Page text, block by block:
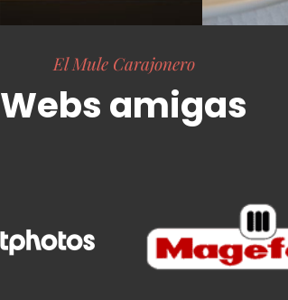
El Mule Carajonero
Webs amigas